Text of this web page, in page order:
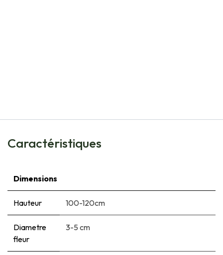
Caractéristiques
Dimensions
Hauteur 100-120cm
Diametre
fleur
3-5 cm